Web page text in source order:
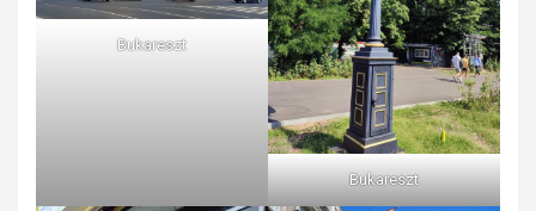
Bukareszt
Bukareszt